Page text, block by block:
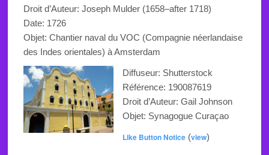
Droit d’Auteur: Joseph Mulder (1658–after 1718)
Date: 1726
Objet: Chantier naval du VOC (Compagnie néerlandaise
des Indes orientales) à Amsterdam
Diffuseur: Shutterstock
Référence: 190087619
Droit d’Auteur: Gail Johnson
Objet: Synagogue Curaçao
Like Button Notice(view)